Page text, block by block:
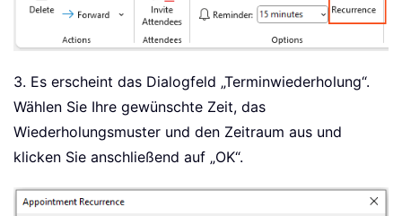
3. Es erscheint das Dialogfeld „Terminwiederholung“.
Wählen Sie Ihre gewünschte Zeit, das
Wiederholungsmuster und den Zeitraum aus und
klicken Sie anschließend auf „OK“.